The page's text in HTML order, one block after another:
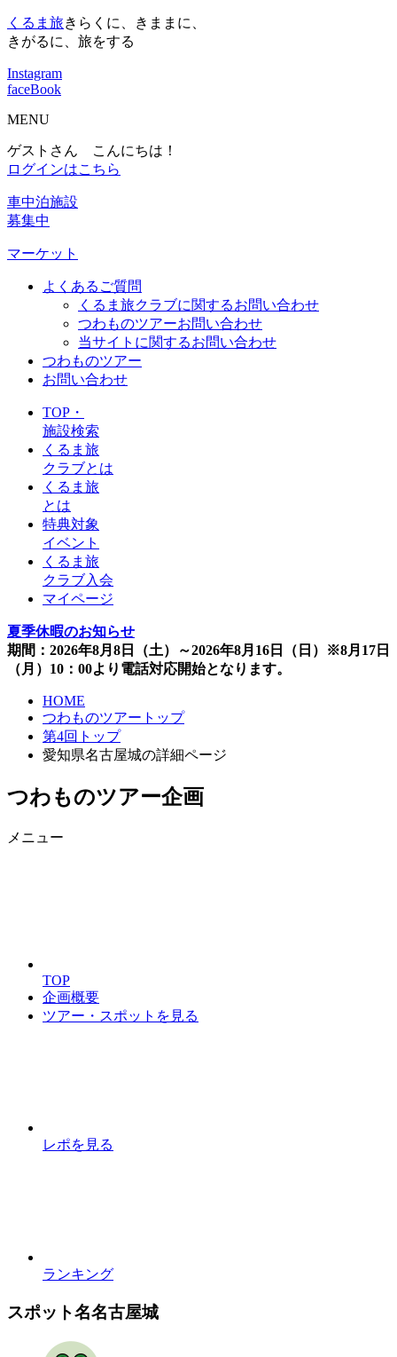
くるま旅きらくに、きままに、
きがるに、旅をする
Instagram
faceBook
MENU
ゲストさん こんにちは！
ログインはこちら
車中泊施設
募集中
マーケット
よくあるご質問
くるま旅クラブに関するお問い合わせ
つわものツアーお問い合わせ
当サイトに関するお問い合わせ
つわものツアー
お問い合わせ
TOP・
施設検索
くるま旅
クラブとは
くるま旅
とは
特典対象
イベント
くるま旅
クラブ入会
マイページ
夏季休暇のお知らせ
期間：2026年8月8日（土）～2026年8月16日（日）※8月17日
（月）10：00より電話対応開始となります。
HOME
つわものツアートップ
第4回トップ
愛知県名古屋城の詳細ページ
つわものツアー企画
メニュー
TOP
企画概要
ツアー・スポットを見る
レポを見る
ランキング
スポット名名古屋城